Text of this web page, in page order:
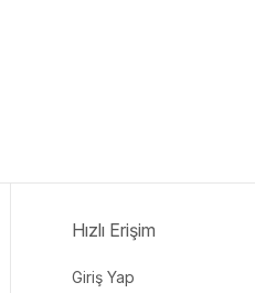
Hızlı Erişim
Giriş Yap